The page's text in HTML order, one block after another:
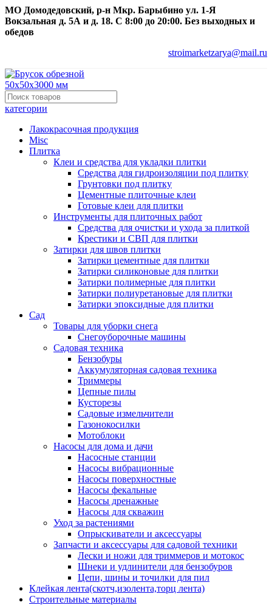
МО Домодедовский, р-н Мкр. Барыбино ул. 1-Я
Вокзальная д. 5А и д. 18. С 8:00 до 20:00. Без выходных и
обедов
stroimarketzarya@mail.ru
категории
Лакокрасочная продукция
Misc
Плитка
Клеи и средства для укладки плитки
Средства для гидроизоляции под плитку
Грунтовки под плитку
Цементные плиточные клеи
Готовые клеи для плитки
Инструменты для плиточных работ
Средства для очистки и ухода за плиткой
Крестики и СВП для плитки
Затирки для швов плитки
Затирки цементные для плитки
Затирки силиконовые для плитки
Затирки полимерные для плитки
Затирки полиуретановые для плитки
Затирки эпоксидные для плитки
Сад
Товары для уборки снега
Снегоуборочные машины
Садовая техника
Бензобуры
Аккумуляторная садовая техника
Триммеры
Цепные пилы
Кусторезы
Садовые измельчители
Газонокосилки
Мотоблоки
Насосы для дома и дачи
Насосные станции
Насосы вибрационные
Насосы поверхностные
Насосы фекальные
Насосы дренажные
Насосы для скважин
Уход за растениями
Опрыскиватели и аксессуары
Запчасти и аксессуары для садовой техники
Лески и ножи для триммеров и мотокос
Шнеки и удлинители для бензобуров
Цепи, шины и точилки для пил
Клейкая лента(скотч,изолента,торц лента)
Строительные материалы